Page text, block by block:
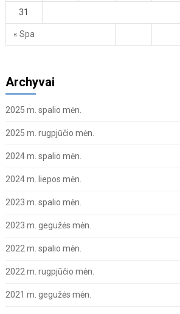
« Spa
31
Archyvai
2025 m. spalio mėn.
2025 m. rugpjūčio mėn.
2024 m. spalio mėn.
2024 m. liepos mėn.
2023 m. spalio mėn.
2023 m. gegužės mėn.
2022 m. spalio mėn.
2022 m. rugpjūčio mėn.
2021 m. gegužės mėn.